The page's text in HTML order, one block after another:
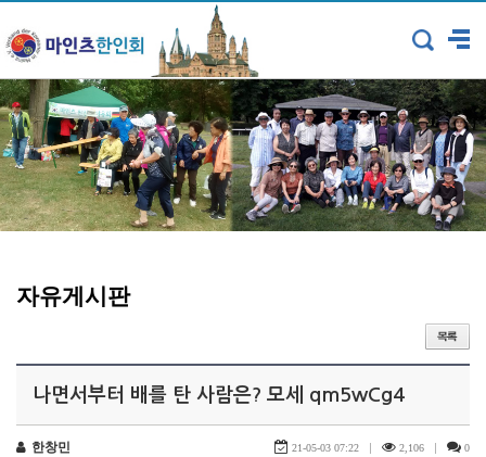
자유게시판
나면서부터 배를 탄 사람은? 모세 qm5wCg4
한창민 21-05-03 07:22 2,106 0